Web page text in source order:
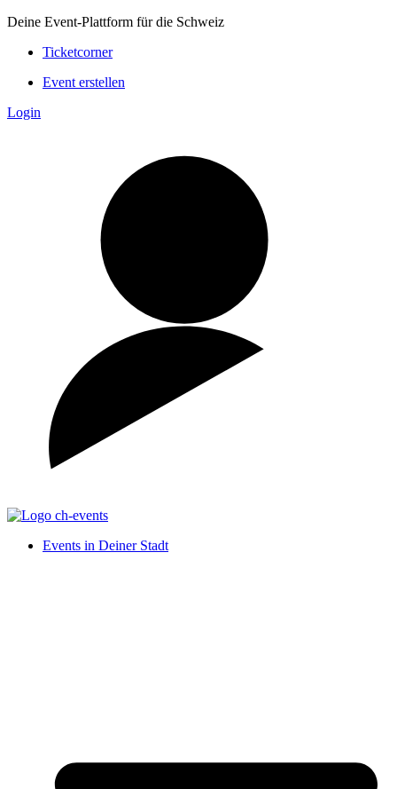
Deine Event-Plattform für die Schweiz
Ticketcorner
Event erstellen
Login
Events in Deiner Stadt